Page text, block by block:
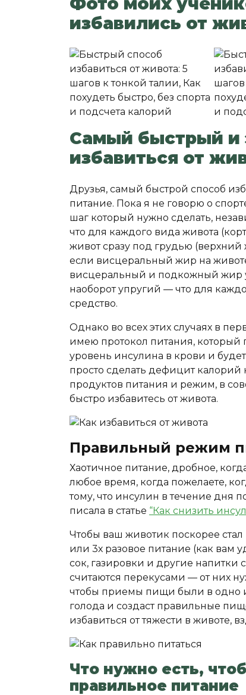
избавились от
Самый быстрый и
избавиться от
Друзья, самый быстрой способ
питание. Пока я не говорю о
шаг который нужно сделать,
что для каждого вида живота
живот сразу под грудью
если висцеральный жир на
висцеральный и подкожный жир
наоборот упругий — что для
средство.
Однако во всех этих случаях в
имею протокол питания, который
уровень инсулина в крови и
просто сделать дефицит
продуктов питания и режим, в
быстро избавитесь от живота.
Правильный режим
Хаотичное питание, дробное,
любое время, когда пожелаете,
тому, что инсулин в течение дня
писала в статье “Как снизить
Чтобы ваш животик поскорее стал
или 3х разовое питание (как вам
сок, газировки и другие напитки
считаются перекусами — от них
чтобы приемы пищи были в одно и
голода и создаст правильные
избавиться от тяжести в животе,
Что нужно есть,
правильное питание